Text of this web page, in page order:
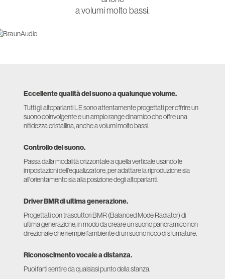
a volumi molto bassi.
Eccellente qualità del suono a qualunque volume.
Tutti gli altoparlanti LE sono attentamente progettati per offrire un
suono coinvolgente e un ampio range dinamico che offre una
nitidezza cristallina, anche a volumi molto bassi.
Controllo del suono.
Passa dalla modalità orizzontale a quella verticale usando le
impostazioni dell'equalizzatore, per adattare la riproduzione sia
all'orientamento sia alla posizione degli altoparlanti.
Driver BMR di ultima generazione.
Progettati con trasduttori BMR (Balanced Mode Radiator) di
ultima generazione, in modo da creare un suono panoramico non
direzionale che riempie l'ambiente di un suono ricco di sfumature.
Riconoscimento vocale a distanza.
Puoi farti sentire da qualsiasi punto della stanza.